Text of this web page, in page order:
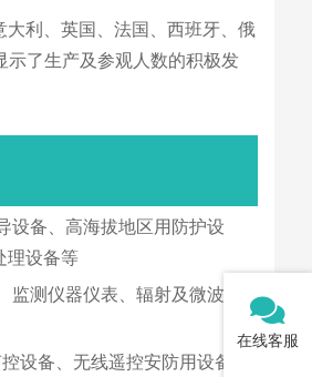
利、英国、法国、西班牙、俄
示了生产及参观人数的积极发
设备、高海拔地区用防护设
理设备等
测仪器仪表、辐射及微波、
设备、无线遥控安防用设备等
在线客服